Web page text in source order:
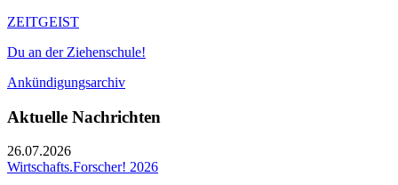
ZEITGEIST
Du an der Ziehenschule!
Ankündigungsarchiv
Aktuelle Nachrichten
26.07.2026
Wirtschafts.Forscher! 2026